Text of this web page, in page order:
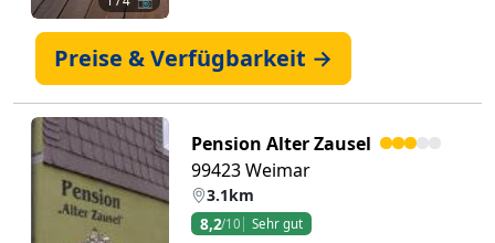
Preise & Verfügbarkeit →
Pension Alter Zausel
99423 Weimar
3.1km
8,2/10 Sehr gut